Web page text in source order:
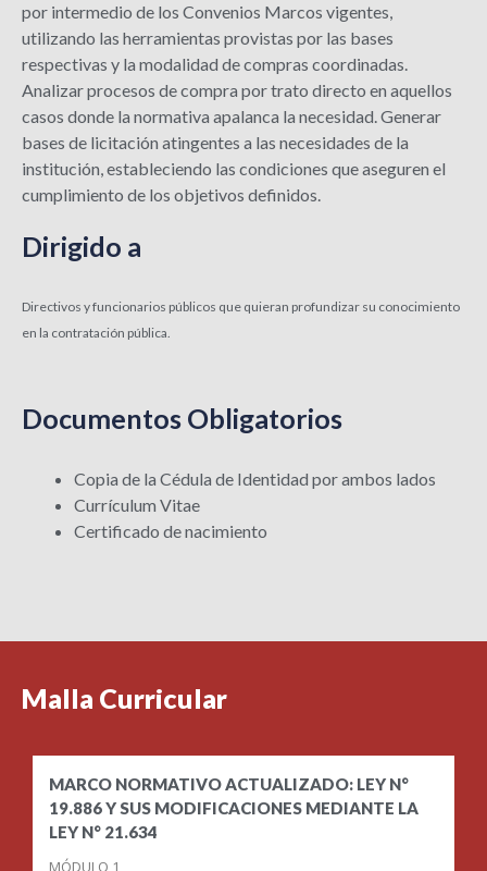
por intermedio de los Convenios Marcos vigentes,
utilizando las herramientas provistas por las bases
respectivas y la modalidad de compras coordinadas.
Analizar procesos de compra por trato directo en aquellos
casos donde la normativa apalanca la necesidad. Generar
bases de licitación atingentes a las necesidades de la
institución, estableciendo las condiciones que aseguren el
cumplimiento de los objetivos definidos.
Dirigido a
Directivos y funcionarios públicos que quieran profundizar su conocimiento
en la contratación pública.
Documentos Obligatorios
Copia de la Cédula de Identidad por ambos lados
Currículum Vitae
Certificado de nacimiento
Malla Curricular
MARCO NORMATIVO ACTUALIZADO: LEY N°
19.886 Y SUS MODIFICACIONES MEDIANTE LA
LEY N° 21.634
MÓDULO 1